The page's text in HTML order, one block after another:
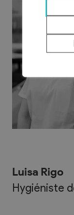
Luisa Rigo
Hygiéniste